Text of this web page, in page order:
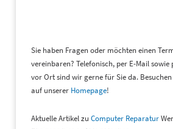
Sie haben Fragen oder möchten einen
vereinbaren? Telefonisch, per E-Mail sowie
vor Ort sind wir gerne für Sie da.
auf unserer Homepage!
Aktuelle Artikel zu Computer Reparatur